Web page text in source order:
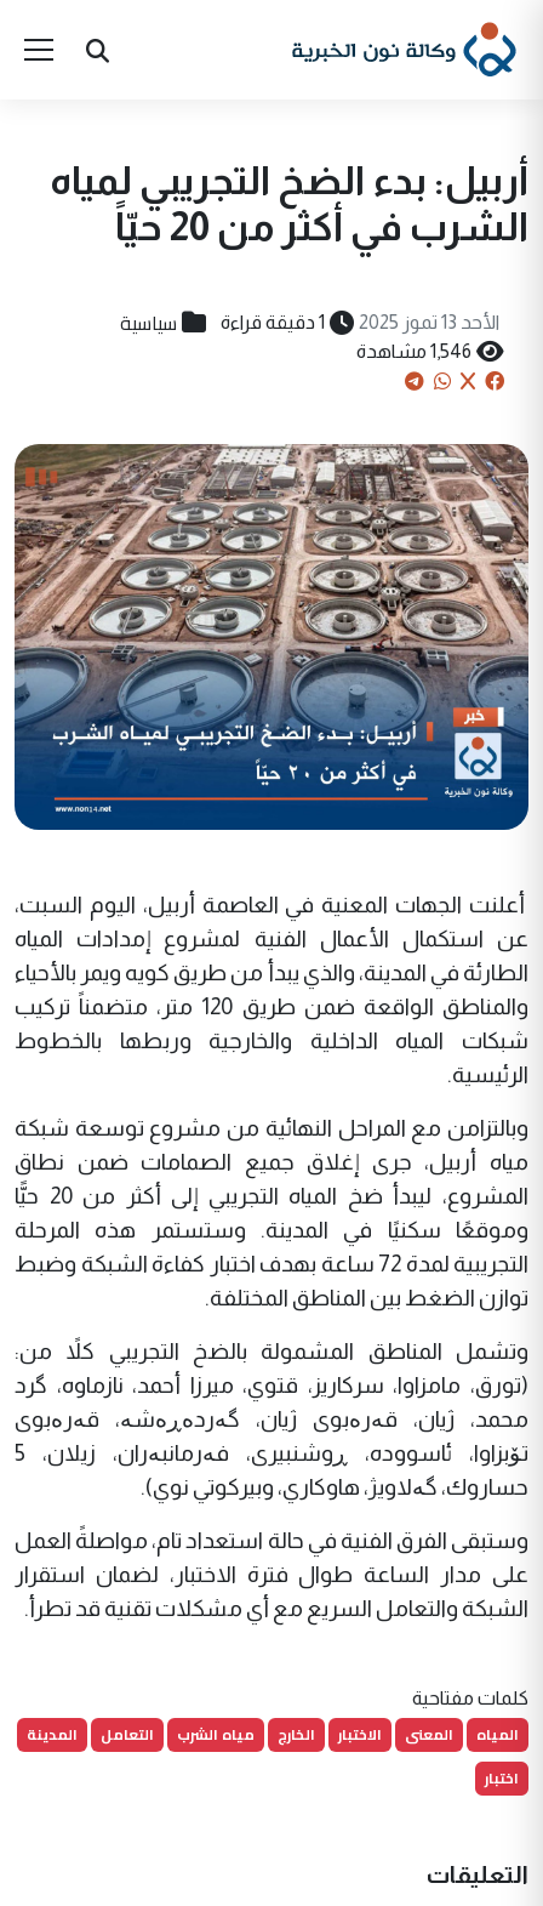
أربيل: بدء الضخ التجريبي لمياه
الشرب في أكثر من 20 حيّاً
الأحد 13 تموز 2025 1 دقيقة قراءة سياسية
1,546 مشاهدة
أعلنت الجهات المعنية في العاصمة أربيل، اليوم السبت،
عن استكمال الأعمال الفنية لمشروع إمدادات المياه
الطارئة في المدينة، والذي يبدأ من طريق كويه ويمر بالأحياء
والمناطق الواقعة ضمن طريق 120 متر، متضمناً تركيب
شبكات المياه الداخلية والخارجية وربطها بالخطوط
الرئيسية.
وبالتزامن مع المراحل النهائية من مشروع توسعة شبكة
مياه أربيل، جرى إغلاق جميع الصمامات ضمن نطاق
المشروع، ليبدأ ضخ المياه التجريبي إلى أكثر من 20 حيًّا
وموقعًا سكنيًا في المدينة. وستستمر هذه المرحلة
التجريبية لمدة 72 ساعة بهدف اختبار كفاءة الشبكة وضبط
توازن الضغط بين المناطق المختلفة.
وتشمل المناطق المشمولة بالضخ التجريبي كلاً من:
(تورق، مامزاوا، سركاريز، قتوي، ميرزا أحمد، نازماوه، گرد
محمد، ژيان، قەرەبوی ژیان، گەردەڕەشە، قەرەبوی
تۆبزاوا، ئاسووده، ڕوشنبیری، فەرمانبەران، زیلان، 5
حساروك، گەلاويژ، هاوكاري، وبيركوتي نوي).
وستبقى الفرق الفنية في حالة استعداد تام، مواصلةً العمل
على مدار الساعة طوال فترة الاختبار، لضمان استقرار
الشبكة والتعامل السريع مع أي مشكلات تقنية قد تطرأ.
كلمات مفتاحية
المياه المعنى الاختبار الخارج مياه الشرب التعامل
المدينة
اختبار
التعليقات